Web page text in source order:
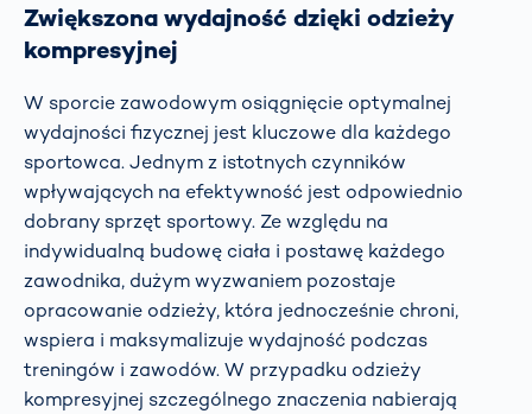
Zwiększona wydajność dzięki odzieży
kompresyjnej
W sporcie zawodowym osiągnięcie optymalnej
wydajności fizycznej jest kluczowe dla każdego
sportowca. Jednym z istotnych czynników
wpływających na efektywność jest odpowiednio
dobrany sprzęt sportowy. Ze względu na
indywidualną budowę ciała i postawę każdego
zawodnika, dużym wyzwaniem pozostaje
opracowanie odzieży, która jednocześnie chroni,
wspiera i maksymalizuje wydajność podczas
treningów i zawodów. W przypadku odzieży
kompresyjnej szczególnego znaczenia nabierają